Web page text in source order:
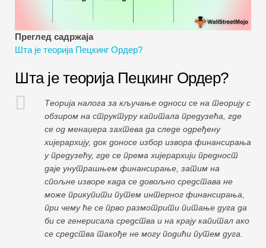
Пуни облик
Преглед садржаја
Шта је теорија Пецкинг Ордер?
Шта је теорија Пецкинг Ордер?
Теорија налога за кључање односи се на теорију с
обзиром на структуру капитала предузећа, где
се од менаџера захтева да следе одређену
хијерархију, док доносе избор извора финансирања
у предузећу, где се према хијерархији предност
даје унутрашњем финансирање, затим на
спољне изворе када се довољно средстава не
може прикупити путем интерног финансирања,
при чему ће се прво размотрити питање дуга да
би се генерисала средства и на крају капитал ако
се средства такође не могу подићи путем дуга.